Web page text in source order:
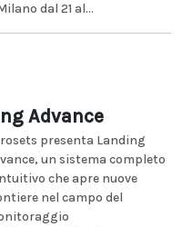
dal 21 al...
Advance
presenta Landing
un sistema completo
che apre nuove
nel campo del